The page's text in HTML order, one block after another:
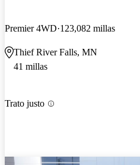
Premier 4WD 123,082 millas
Thief River Falls, MN
41 millas
Trato justo